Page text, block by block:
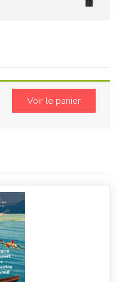
Voir le panier